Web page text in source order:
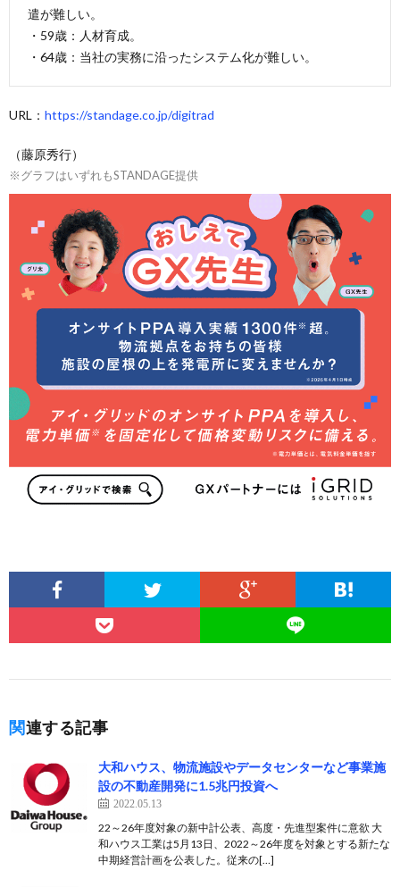
遣が難しい。
・59歳：人材育成。
・64歳：当社の実務に沿ったシステム化が難しい。
URL： https://standage.co.jp/digitrad
（藤原秀行）
※グラフはいずれもSTANDAGE提供
関連する記事
大和ハウス、物流施設やデータセンターなど事業施
設の不動産開発に1.5兆円投資へ
2022.05.13
22～26年度対象の新中計公表、高度・先進型案件に意欲 大
和ハウス工業は5月13日、2022～26年度を対象とする新たな
中期経営計画を公表した。従来の[…]